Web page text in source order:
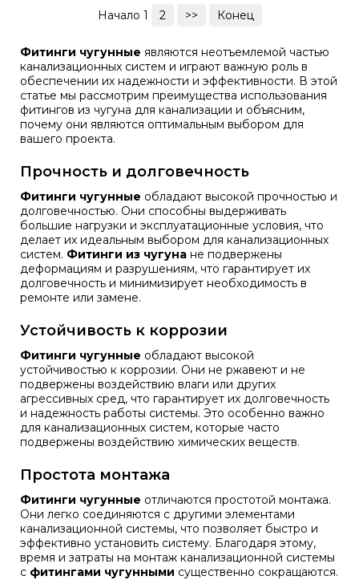
Начало 1 2 >> Конец
Фитинги чугунные являются неотъемлемой частью
канализационных систем и играют важную роль в
обеспечении их надежности и эффективности. В этой
статье мы рассмотрим преимущества использования
фитингов из чугуна для канализации и объясним,
почему они являются оптимальным выбором для
вашего проекта.
Прочность и долговечность
Фитинги чугунные обладают высокой прочностью и
долговечностью. Они способны выдерживать
большие нагрузки и эксплуатационные условия, что
делает их идеальным выбором для канализационных
систем. Фитинги из чугуна не подвержены
деформациям и разрушениям, что гарантирует их
долговечность и минимизирует необходимость в
ремонте или замене.
Устойчивость к коррозии
Фитинги чугунные обладают высокой
устойчивостью к коррозии. Они не ржавеют и не
подвержены воздействию влаги или других
агрессивных сред, что гарантирует их долговечность
и надежность работы системы. Это особенно важно
для канализационных систем, которые часто
подвержены воздействию химических веществ.
Простота монтажа
Фитинги чугунные отличаются простотой монтажа.
Они легко соединяются с другими элементами
канализационной системы, что позволяет быстро и
эффективно установить систему. Благодаря этому,
время и затраты на монтаж канализационной системы
с фитингами чугунными существенно сокращаются.